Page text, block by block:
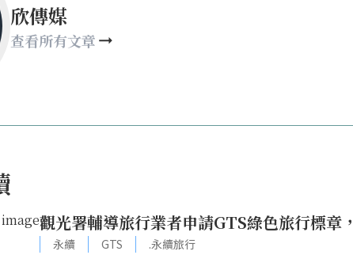
欣傳媒
查看所有文章
觀光署輔導旅行業者申請GTS綠色旅行標章
永續 GTS .永續旅行